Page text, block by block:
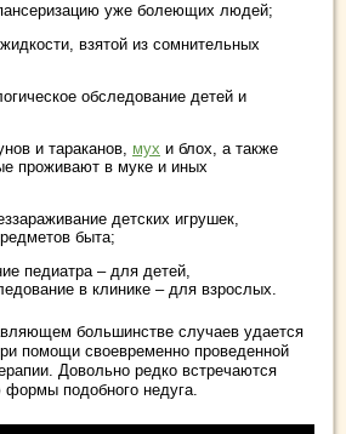
уже болеющих людей;
взятой из сомнительных
обследование детей и
и тараканов, мух и блох, а также
проживают в муке и иных
детских игрушек,
быта;
педиатра – для детей,
в клинике – для взрослых.
большинстве случаев удается
помощи своевременно проведенной
Довольно редко встречаются
подобного недуга.